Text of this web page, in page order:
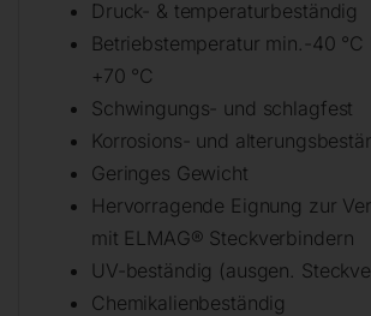
Druck- & temperaturbeständig
Betriebstemperatur min.-40 °C
+70 °C
Schwingungs- und schlagfest
Korrosions- und
Geringes Gewicht
Hervorragende Eignung zur
mit ELMAG® Steckverbindern
UV-beständig (ausgen.
Chemikalienbeständig